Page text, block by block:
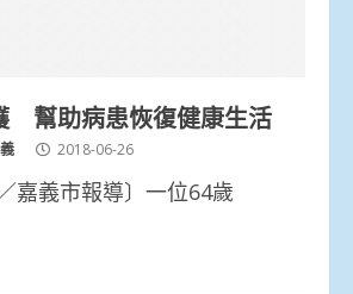
幫助病患恢復健康生活
2018-06-26
嘉義市報導〕一位64歲